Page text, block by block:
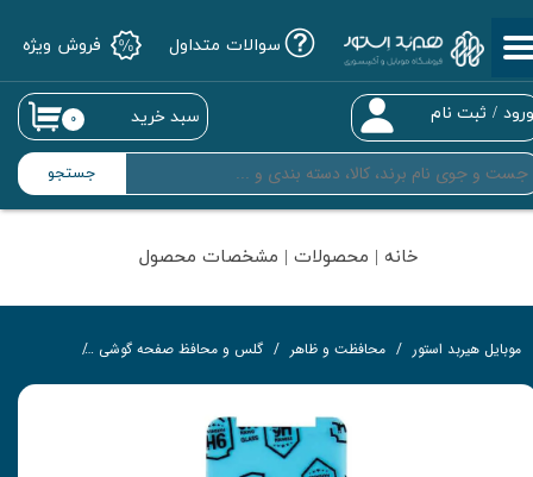
جستجو
/ ثبت نام
حساب کاربری من
تغییر گذر واژه
سفارشات
خروج از حساب کاربری
۰ سبد خرید
سوالات متداول فروش ویژه
خانه | محصولات | مشخصات محصول
موبایل هیربد استور محافظت و ظاهر گلس و محافظ صفحه گوشی